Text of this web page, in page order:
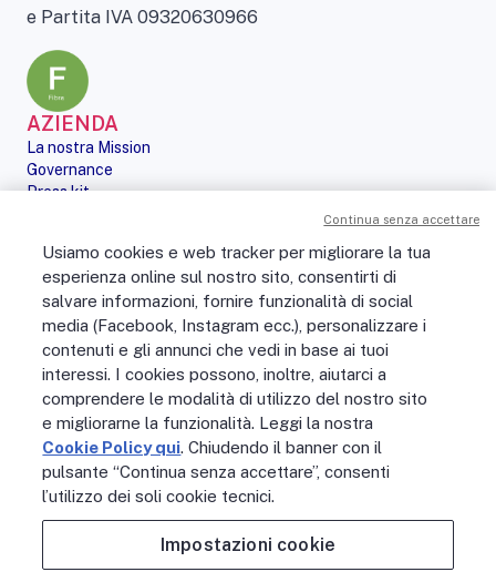
e Partita IVA 09320630966
AZIENDA
La nostra Mission
Governance
Press kit
Digital Services Act
PERSONE
No Fibra? No Party!
Posizioni aperte
La vita in Open Fiber
Lavora con noi
La nostra cultura
MONDO OPEN FIBER
Supporto
Assistenza scavi
Open Fiber Network Solutions
Area Riservata Operatori
Usiamo cookies e web tracker per migliorare la tua
esperienza online sul nostro sito, consentirti di
salvare informazioni, fornire funzionalità di social
media (Facebook, Instagram ecc.), personalizzare i
contenuti e gli annunci che vedi in base ai tuoi
interessi. I cookies possono, inoltre, aiutarci a
comprendere le modalità di utilizzo del nostro sito
e migliorarne la funzionalità. Leggi la nostra
Cookie Policy qui. Chiudendo il banner con il
pulsante “Continua senza accettare”, consenti
l’utilizzo dei soli cookie tecnici.
Impostazioni cookie
Continua senza accettare